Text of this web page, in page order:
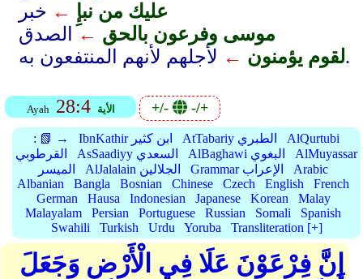
عليك من نبإِ ← خبر
موسى وفرعون بالحق ← الصدق
لقوم يؤمنون ← لأجلهم لأنهم المنتفعون به.
Ayah 28:4 الأية +/- -/+
: 📗 → IbnKathir ابن كثير AtTabariy الطبري
AlQurtubi
القرطوبي
AsSaadiyy السعدي AlBaghawi البغوي
AlMuyassar
الميسر
AlJalalain الجلالين Grammar الإعراب
Arabic
Albanian
Bangla Bosnian Chinese Czech English
French
German
Hausa Indonesian Japanese Korean
Malay
Malayalam
Persian Portuguese Russian Somali
Spanish
Swahili
Turkish Urdu Yoruba Transliteration [+]
إِنَّ فِرْعَوْنَ عَلَا فِي الْأَرْضِ وَجَعَلَ